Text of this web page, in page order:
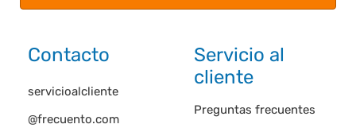
Contacto
servicioalcliente
@frecuento.com
Servicio al
cliente
Preguntas frecuentes